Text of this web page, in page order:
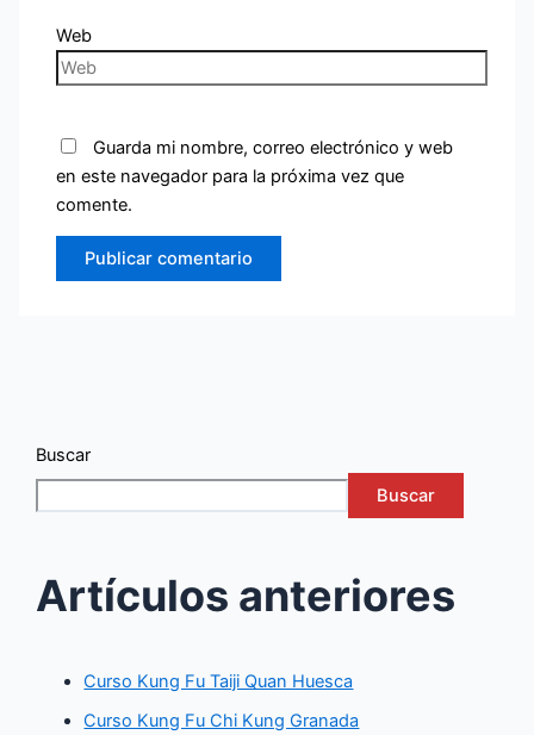
Web
Guarda mi nombre, correo electrónico y web
en este navegador para la próxima vez que
comente.
Buscar
Buscar
Artículos anteriores
Curso Kung Fu Taiji Quan Huesca
Curso Kung Fu Chi Kung Granada